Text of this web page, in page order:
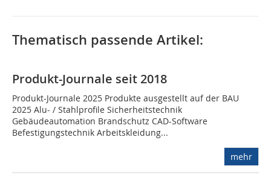
Thematisch passende Artikel:
Produkt-Journale seit 2018
Produkt-Journale 2025 Produkte ausgestellt auf der BAU
2025 Alu- / Stahlprofile Sicherheitstechnik
Gebäudeautomation Brandschutz CAD-Software
Befestigungstechnik Arbeitskleidung...
mehr